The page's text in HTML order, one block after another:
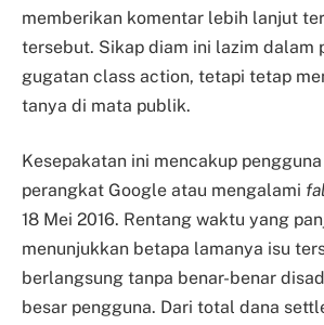
memberikan komentar lebih lanjut
tersebut. Sikap diam ini lazim dalam
gugatan class action, tetapi tetap
tanya di mata publik.
Kesepakatan ini mencakup
perangkat Google atau mengalami
18 Mei 2016. Rentang waktu yang
menunjukkan betapa lamanya isu
berlangsung tanpa benar-benar
besar pengguna. Dari total dana